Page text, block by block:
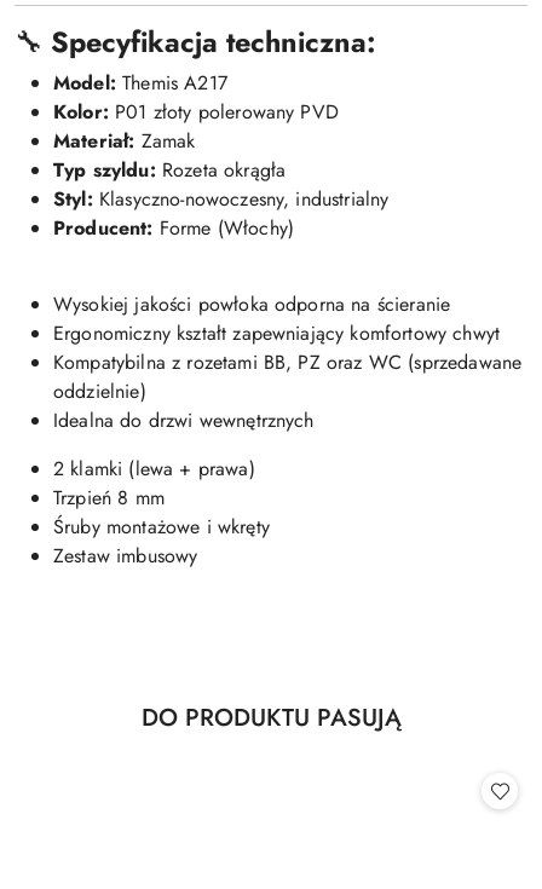
🔧 Specyfikacja techniczna:
Model: Themis A217
Kolor: P01 złoty polerowany PVD
Materiał: Zamak
Typ szyldu: Rozeta okrągła
Styl: Klasyczno-nowoczesny, industrialny
Producent: Forme (Włochy)
Wysokiej jakości powłoka odporna na ścieranie
Ergonomiczny kształt zapewniający komfortowy chwyt
Kompatybilna z rozetami BB, PZ oraz WC (sprzedawane
oddzielnie)
Idealna do drzwi wewnętrznych
2 klamki (lewa + prawa)
Trzpień 8 mm
Śruby montażowe i wkręty
Zestaw imbusowy
Pomiń karuzelę produktów
Produkty
DO PRODUKTU PASUJĄ